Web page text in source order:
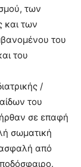
των
και των
του
του
/
του
σε επαφή
σωματική
ασφαλή από